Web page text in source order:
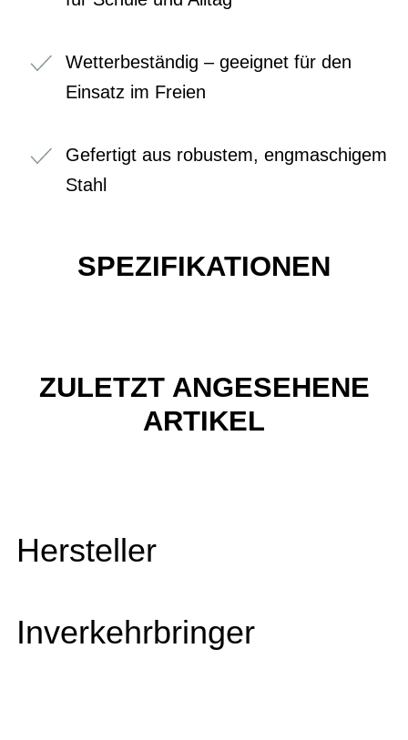
Wetterbeständig – geeignet für den
Einsatz im Freien
Gefertigt aus robustem, engmaschigem
Stahl
SPEZIFIKATIONEN
ZULETZT ANGESEHENE
ARTIKEL
Hersteller
Inverkehrbringer